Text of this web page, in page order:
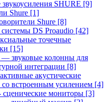
SHURE [9]
Shure [1]
Shure [8]
DS Proaudio [42]
точечные
[15]
звуковые колонны для
интеграции [8]
акустические
встроенным усилением [4]
сценические мониторы [3]